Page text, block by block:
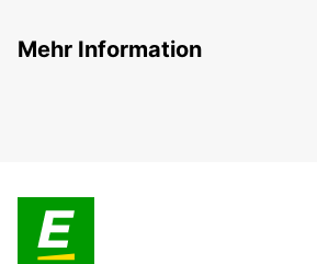
Mehr Information